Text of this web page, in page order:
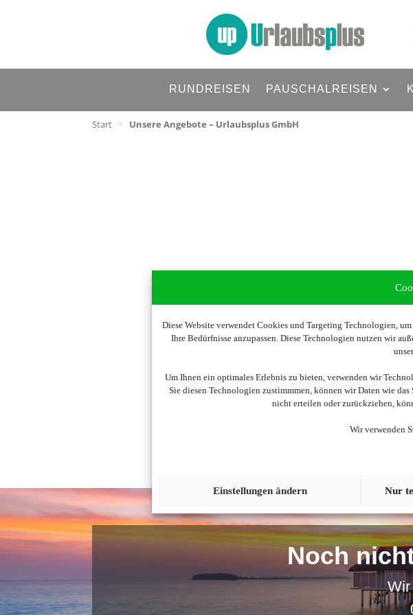
Diese Website verwendet Cookies und Targeting Technologien,
Ihre Bedürfnisse anzupassen. Diese Technologien nutzen wir
Um Ihnen ein optimales Erlebnis zu bieten, verwenden wir
Sie diesen Technologien zustimmmen, können wir Daten wie
nicht erteilen oder zurückziehen,
Wir verwenden
Nur
Einstellungen ändern
RUNDREISEN PAUSCHALREISEN
Start > Unsere Angebote – Urlaubsplus GmbH
Wir
Um diesen Inhalt darzustellen, aktivieren Sie
Noch
Wir